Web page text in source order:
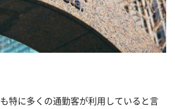
特に多くの通勤客が利用していると言